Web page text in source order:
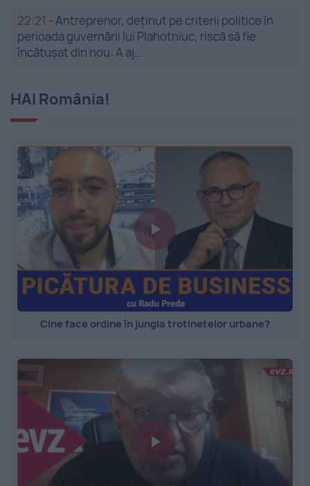
22:21 -Antreprenor, deţinut pe criterii politice în
perioada guvernării lui Plahotniuc, riscă să fie
încătuşat din nou: A aj...
HAI România!
Cine face ordine în jungla trotinetelor urbane?